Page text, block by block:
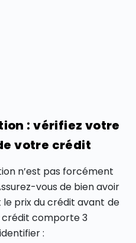
: vérifiez votre
votre crédit
n’est pas forcément
vous de bien avoir
prix du crédit avant de
crédit comporte 3
: